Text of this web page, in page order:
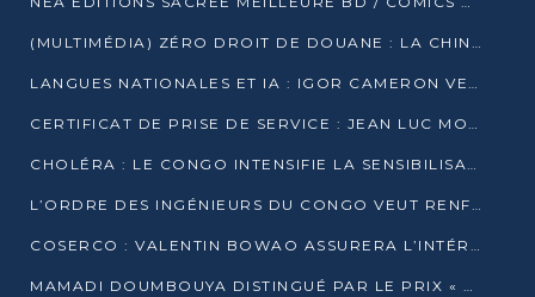
(MULTIMÉDIA) ZÉRO DROIT DE DOUANE : LA CHINE ET L’AFRIQUE VERS UNE PROXIMITÉ SANS PRÉCÉDENT (PAPIER GÉNÉRAL)
LANGUES NATIONALES ET IA : IGOR CAMERON VEUT ARRIMER LA STRATÉGIE IA À LA LOI SUR LA RECHERCHE
CERTIFICAT DE PRISE DE SERVICE : JEAN LUC MOUTHOU DÉMENT UNE « FAKE NEWS »
CHOLÉRA : LE CONGO INTENSIFIE LA SENSIBILISATION AU MARCHÉ DE TALANGAÏ
L’ORDRE DES INGÉNIEURS DU CONGO VEUT RENFORCER L’ÉTHIQUE ET LA CRÉDIBILITÉ DE LA PROFESSION
COSERCO : VALENTIN BOWAO ASSURERA L’INTÉRIM À LA TÊTE DU BUREAU EXÉCUTIF NATIONAL
MAMADI DOUMBOUYA DISTINGUÉ PAR LE PRIX « SUPER GRAND BÂTISSEUR BABACAR N’DIAYE »